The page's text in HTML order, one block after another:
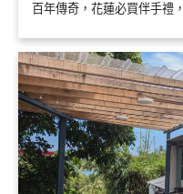
百年傳奇，花蓮必買伴手禮